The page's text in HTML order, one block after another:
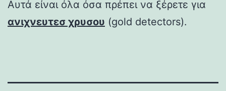
Αυτά είναι όλα όσα πρέπει να ξέρετε για
ανιχνευτεσ χρυσου (gold detectors).